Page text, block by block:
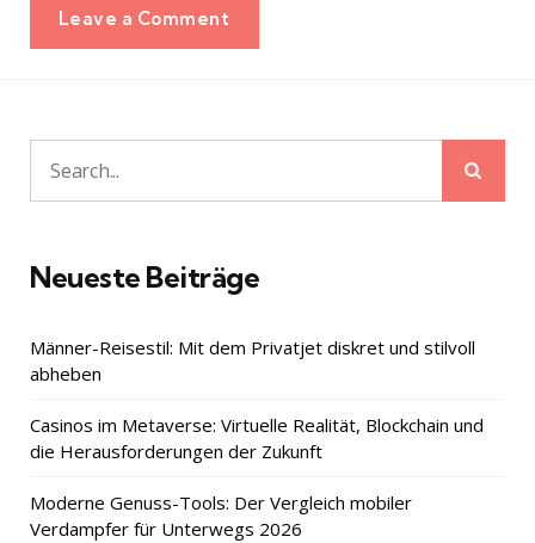
Leave a Comment
Search
for:
Neueste Beiträge
Männer-Reisestil: Mit dem Privatjet diskret und stilvoll
abheben
Casinos im Metaverse: Virtuelle Realität, Blockchain und
die Herausforderungen der Zukunft
Moderne Genuss-Tools: Der Vergleich mobiler
Verdampfer für Unterwegs 2026